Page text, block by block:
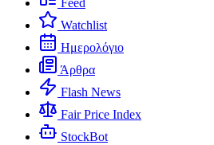
Feed
Watchlist
Ημερολόγιο
Άρθρα
Flash News
Fair Price Index
StockBot